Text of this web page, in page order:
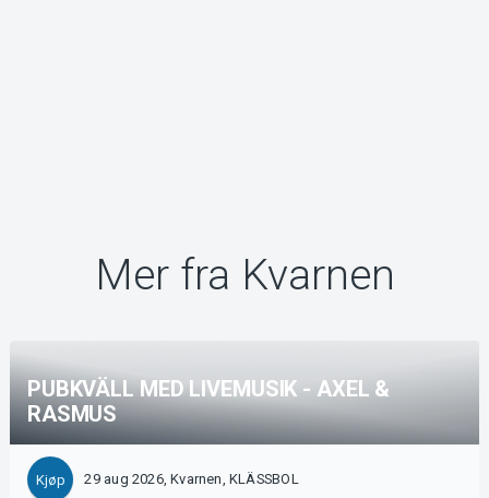
Mer fra Kvarnen
PUBKVÄLL MED LIVEMUSIK - AXEL &
RASMUS
Kjøp 29 aug 2026, Kvarnen, KLÄSSBOL